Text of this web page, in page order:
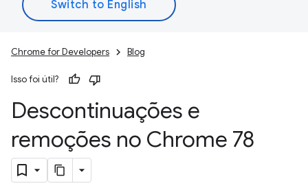
Chrome for Developers Blog
Isso foi útil?
Descontinuações e
remoções no Chrome 78